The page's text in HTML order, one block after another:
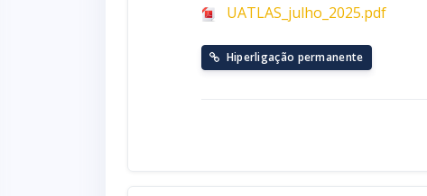
UATLAS_julho_2025.pdf
Hiperligação permanente